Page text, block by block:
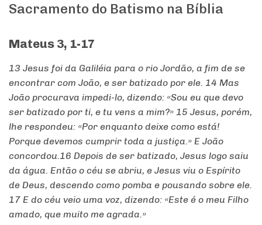
Sacramento do Batismo na Bíblia
Mateus 3, 1-17
13 Jesus foi da Galiléia para o rio Jordão, a fim de se
encontrar com João, e ser batizado por ele. 14 Mas
João procurava impedi-lo, dizendo: «Sou eu que devo
ser batizado por ti, e tu vens a mim?» 15 Jesus, porém,
lhe respondeu: «Por enquanto deixe como está!
Porque devemos cumprir toda a justiça.» E João
concordou.16 Depois de ser batizado, Jesus logo saiu
da água. Então o céu se abriu, e Jesus viu o Espírito
de Deus, descendo como pomba e pousando sobre ele.
17 E do céu veio uma voz, dizendo: «Este é o meu Filho
amado, que muito me agrada.»